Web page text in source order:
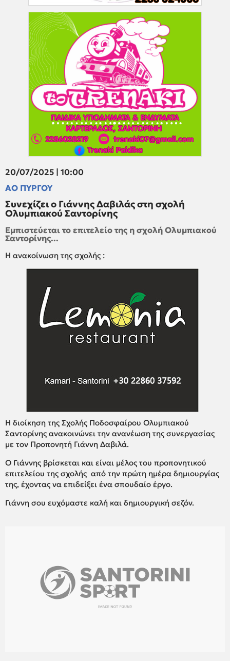
20/07/2025 | 10:00
ΑΟ ΠΥΡΓΟΥ
Συνεχίζει ο Γιάννης Δαβιλάς στη σχολή
Ολυμπιακού Σαντορίνης
Εμπιστεύεται το επιτελείο της η σχολή Ολυμπιακού
Σαντορίνης...
Η ανακοίνωση της σχολής :
Η διοίκηση της Σχολής Ποδοσφαίρου Ολυμπιακού
Σαντορίνης ανακοινώνει την ανανέωση της συνεργασίας
με τον Προπονητή Γιάννη Δαβιλά.
Ο Γιάννης βρίσκεται και είναι μέλος του προπονητικού
επιτελείου της σχολής από την πρώτη ημέρα δημιουργίας
της, έχοντας να επιδείξει ένα σπουδαίο έργο.
Γιάννη σου ευχόμαστε καλή και δημιουργική σεζόν.